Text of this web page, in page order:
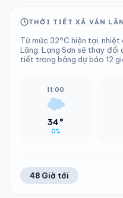
THỜI TIẾT XÃ VĂN
Từ mức 32°C hiện tại, nhiệt
Lãng, Lạng Sơn sẽ thay
tiết trong bảng dự báo 12
11:00
34°
0%
48 Giờ tới